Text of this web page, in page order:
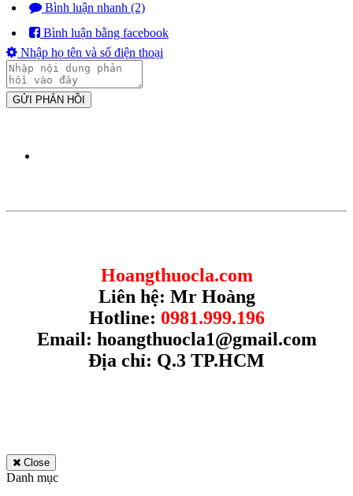
Bình luận nhanh (2)
Bình luận bằng facebook
Nhập họ tên và số điện thoại
GỬI PHẢN HỒI
Hoangthuocla.com
Liên hệ: Mr Hoàng
Hotline: 0981.999.196
Email: hoangthuocla1@gmail.com
Địa chỉ: Q.3 TP.HCM
Close
Danh mục